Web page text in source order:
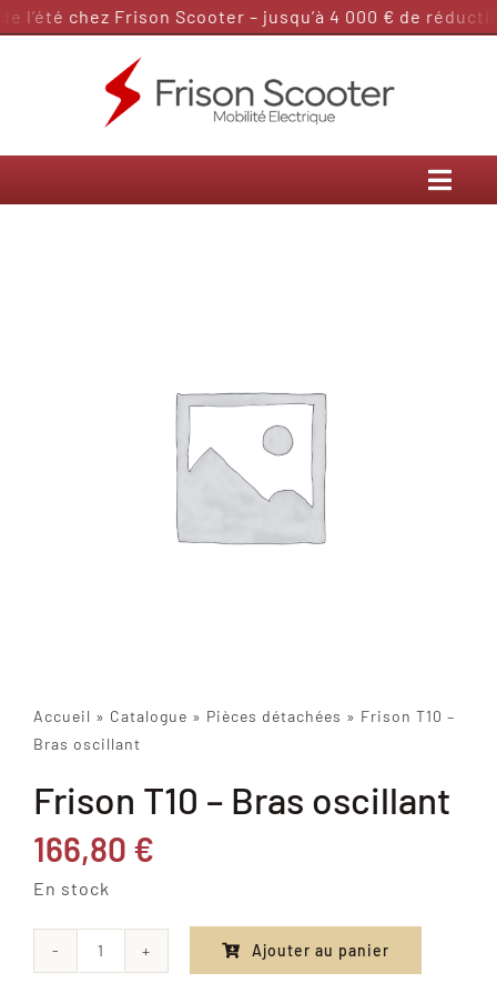
Passer
l’été chez Frison Scooter – jusqu’à 4 000 € de
Accueil » Catalogue » Pièces détachées » Frison T10 –
Bras oscillant
Frison T10 – Bras oscillant
166,80 €
En stock
Ajouter au panier